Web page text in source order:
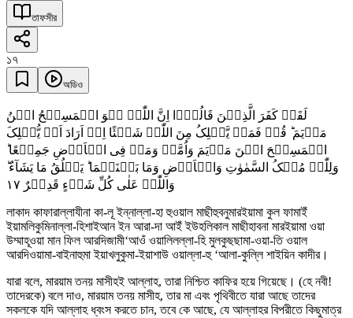
তাফসীর
১৭
অডিও
لَقَدۡ کَفَرَ الَّذِیۡنَ قَالُوۡۤا اِنَّ اللّٰہَ ہُوَ الۡمَسِیۡحُ ابۡنُ
مَرۡیَمَ ؕ قُلۡ فَمَنۡ یَّمۡلِکُ مِنَ اللّٰہِ شَیۡئًا اِنۡ اَرَادَ اَنۡ یُّہۡلِکَ
الۡمَسِیۡحَ ابۡنَ مَرۡیَمَ وَاُمَّہٗ وَمَنۡ فِی الۡاَرۡضِ جَمِیۡعًا ؕ
وَلِلّٰہِ مُلۡکُ السَّمٰوٰتِ وَالۡاَرۡضِ وَمَا بَیۡنَہُمَا ؕ یَخۡلُقُ مَا یَشَآءُ ؕ
وَاللّٰہُ عَلٰی کُلِّ شَیۡءٍ قَدِیۡرٌ ١٧
লাকাদ কাফারাল্লাযীনা কা-লূ ইন্নাল্লা-হা হুওয়াল মাছীহুবনুমারইয়ামা কুল ফামাইঁ
ইয়ামলিকুমিনাল্লা-হিশাইআন ইন আরা-দা আইঁ ইউহলিকাল মাছীহাবনা মারইয়ামা ওয়া
উম্মাহূওয়া মান ফিল আরদিজামী‘আওঁ ওয়ালিলল্লা-হি মুলকুছছামা-ওয়া-তি ওয়াল
আরদিওয়ামা-বাইনাহুমা ইয়াখলুকুমা-ইয়াশাউ ওয়াল্লা-হু ‘আলা-কুল্লি শাইয়িন কাদীর।
যারা বলে, মারয়াম তনয় মাসীহই আল্লাহ, তারা নিশ্চিত কাফির হয়ে গিয়েছে। (হে নবী!
তাদেরকে) বলে দাও, মারয়াম তনয় মাসীহ, তার মা এবং পৃথিবীতে যারা আছে তাদের
সকলকে যদি আল্লাহ ধ্বংস করতে চান, তবে কে আছে, যে আল্লাহর বিপরীতে কিছুমাত্র